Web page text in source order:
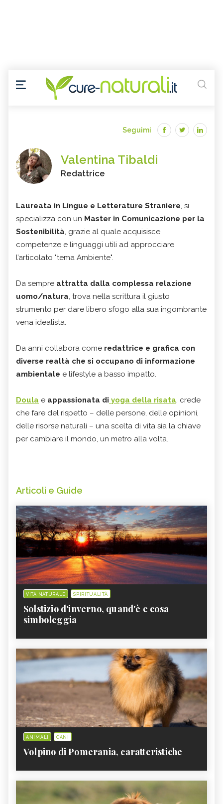
Seguimi
Valentina Tibaldi
Redattrice
Laureata in Lingue e Letterature Straniere, si
specializza con un Master in Comunicazione per la
Sostenibilità, grazie al quale acquisisce
competenze e linguaggi utili ad approcciare
l’articolato "tema Ambiente".
Da sempre attratta dalla complessa relazione
uomo/natura, trova nella scrittura il giusto
strumento per dare libero sfogo alla sua ingombrante
vena idealista.
Da anni collabora come redattrice e grafica con
diverse realtà che si occupano di informazione
ambientale e lifestyle a basso impatto.
Doula e appassionata di yoga della risata, crede
che fare del rispetto – delle persone, delle opinioni,
delle risorse naturali – una scelta di vita sia la chiave
per cambiare il mondo, un metro alla volta.
Articoli e Guide
VITA NATURALE SPIRITUALITÀ
Solstizio d'inverno, quand'è e cosa
simboleggia
ANIMALI CANI
Volpino di Pomerania, caratteristiche